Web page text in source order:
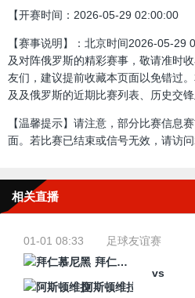
【开赛时间：2026-05-29 02:00:00
【赛事说明】：北京时间2026-05-29
及对阵俄罗斯的精彩赛事，敬请准时
友们，建议提前收藏本页面以免错过
及及俄罗斯的近期比赛列表、历史交锋
【温馨提示】请注意，部分比赛信息
面。若比赛已结束或信号无效，请访
相关直播
01-01 08:33
足球友谊赛
拜仁慕尼黑
vs
阿斯顿维拉